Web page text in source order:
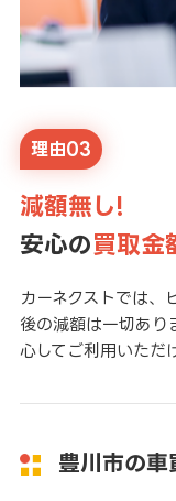
理由03
減額無し!
安心の買取金
カーネクストでは、
後の減額は一切あり
心してご利用いただ
豊川市の車